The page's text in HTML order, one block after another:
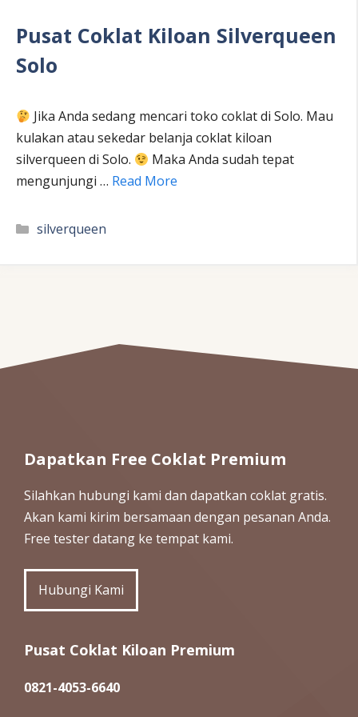
Pusat Coklat Kiloan Silverqueen
Solo
Jika Anda sedang mencari toko coklat di Solo. Mau
kulakan atau sekedar belanja coklat kiloan
silverqueen di Solo.
Maka Anda sudah tepat
mengunjungi … Read More
Kategori
silverqueen
Dapatkan Free Coklat Premium
Silahkan hubungi kami dan dapatkan coklat gratis.
Akan kami kirim bersamaan dengan pesanan Anda.
Free tester datang ke tempat kami.
Hubungi Kami
Pusat Coklat Kiloan Premium
0821-4053-6640